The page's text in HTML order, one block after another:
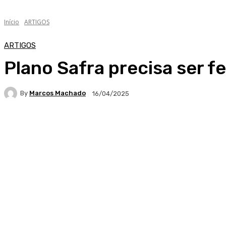
Início ARTIGOS
ARTIGOS
Plano Safra precisa ser
By Marcos Machado 16/04/2025